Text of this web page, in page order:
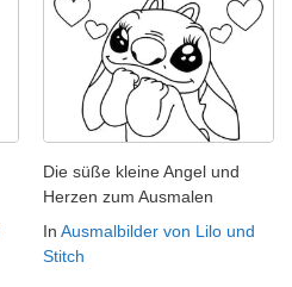
Die süße kleine Angel und
Herzen zum Ausmalen
In Ausmalbilder von Lilo und
Stitch